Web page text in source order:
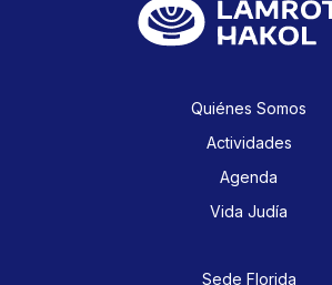
Quiénes Somos
Actividades
Agenda
Vida Judía
Sede Florida